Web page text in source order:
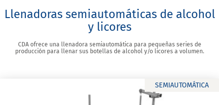
Llenadoras semiautomáticas de alcohol
y licores
CDA ofrece una llenadora semiautomática para pequeñas series de
producción para llenar sus botellas de alcohol y/o licores a volumen.
SEMIAUTOMÁTICA